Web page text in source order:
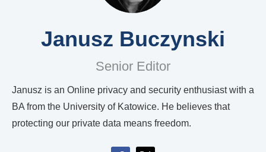
Janusz Buczynski
Senior Editor
Janusz is an Online privacy and security enthusiast with a
BA from the University of Katowice. He believes that
protecting our private data means freedom.